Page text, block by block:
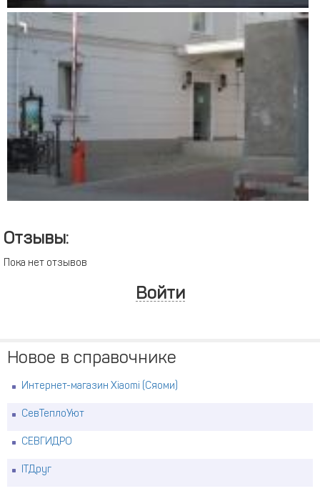
Отзывы:
Пока нет отзывов
Войти
Новое в справочнике
Интернет-магазин Xiaomi (Сяоми)
СевТеплоУют
СЕВГИДРО
ITДруг